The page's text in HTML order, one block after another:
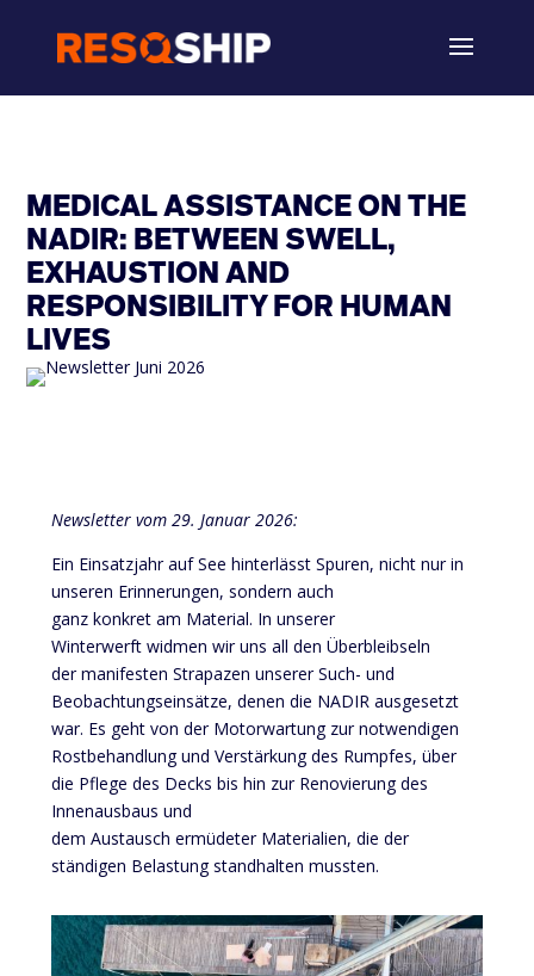
MEDICAL ASSISTANCE ON THE
NADIR: BETWEEN SWELL,
EXHAUSTION AND
RESPONSIBILITY FOR HUMAN
LIVES
Newsletter vom 29. Januar 2026:
Ein Einsatzjahr auf See hinterlässt Spuren, nicht nur in
unseren Erinnerungen, sondern auch
ganz konkret am Material. In unserer
Winterwerft widmen wir uns all den Überbleibseln
der manifesten Strapazen unserer Such- und
Beobachtungseinsätze, denen die NADIR ausgesetzt
war. Es geht von der Motorwartung zur notwendigen
Rostbehandlung und Verstärkung des Rumpfes, über
die Pflege des Decks bis hin zur Renovierung des
Innenausbaus und
dem Austausch ermüdeter Materialien, die der
ständigen Belastung standhalten mussten.